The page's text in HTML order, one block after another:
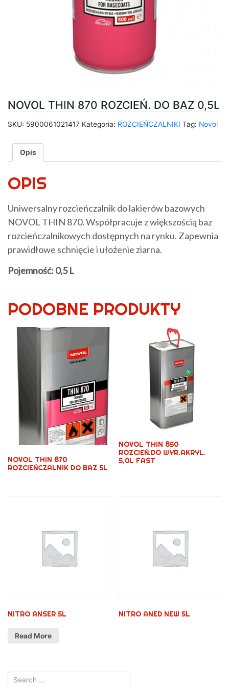
NOVOL THIN 870 ROZCIEŃ. DO BAZ 0,5L
SKU: 5900061021417 Kategoria: ROZCIEŃCZALNIKI Tag: Novol
Opis
OPIS
Uniwersalny rozcieńczalnik do lakierów bazowych
NOVOL THIN 870. Współpracuje z większością baz
rozcieńczalnikowych dostępnych na rynku. Zapewnia
prawidłowe schnięcie i ułożenie ziarna.
Pojemność: 0,5 L
PODOBNE PRODUKTY
NOVOL THIN 870
ROZCIEŃCZALNIK DO BAZ 5L
NOVOL THIN 850
ROZCIEŃ.DO WYR.AKRYL.
5,0L FAST
NITRO ANSER 5L
Read More
NITRO ANED NEW 5L